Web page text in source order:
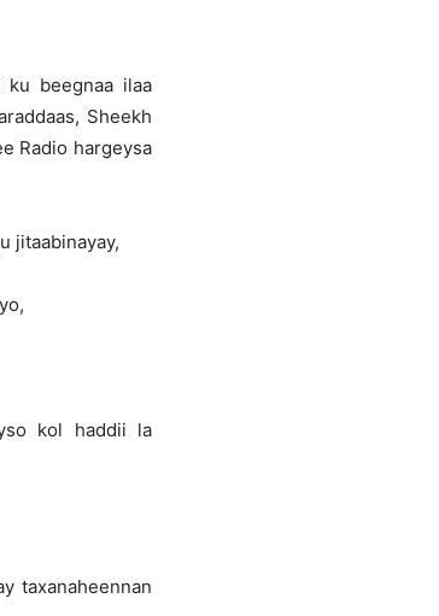
ku beegnaa ilaa
Sheekh
Radio hargeysa
jitaabinayay,
kol haddii la
taxanaheennan